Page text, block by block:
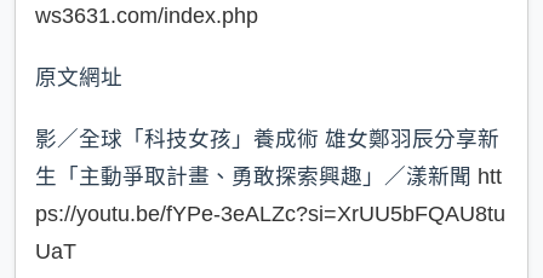
ws3631.com/index.php
原文網址
影／全球「科技女孩」養成術 雄女鄭羽辰分享新
生「主動爭取計畫、勇敢探索興趣」／漾新聞 htt
ps://youtu.be/fYPe-3eALZc?si=XrUU5bFQAU8tu
UaT